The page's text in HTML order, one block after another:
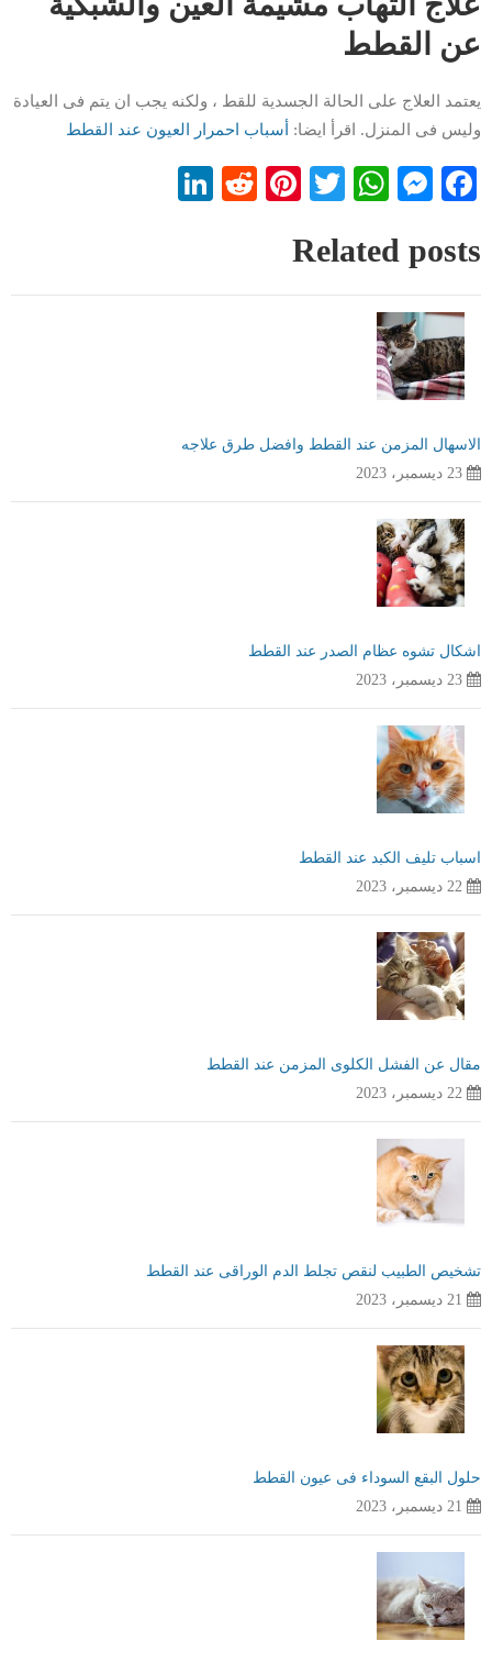
عن القطط
يعتمد العلاج على الحالة الجسدية للقط ، ولكنه يجب ان يتم فى العيادة
وليس فى المنزل. اقرأ ايضا:
أسباب احمرار العيون عند القطط
Facebook
Messenger
WhatsApp
Twitter
Pinterest
Reddit
Related posts
الاسهال المزمن عند القطط وافضل طرق علاجه
23 ديسمبر، 2023
اشكال تشوه عظام الصدر عند القطط
23 ديسمبر، 2023
اسباب تليف الكبد عند القطط
22 ديسمبر، 2023
مقال عن الفشل الكلوى المزمن عند القطط
22 ديسمبر، 2023
تشخيص الطبيب لنقص تجلط الدم الوراقى عند القطط
21 ديسمبر، 2023
حلول البقع السوداء فى عيون القطط
21 ديسمبر، 2023